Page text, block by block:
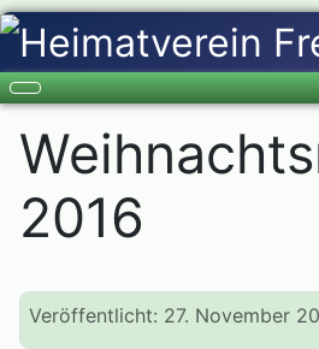
2016
Veröffentlicht: 27. November